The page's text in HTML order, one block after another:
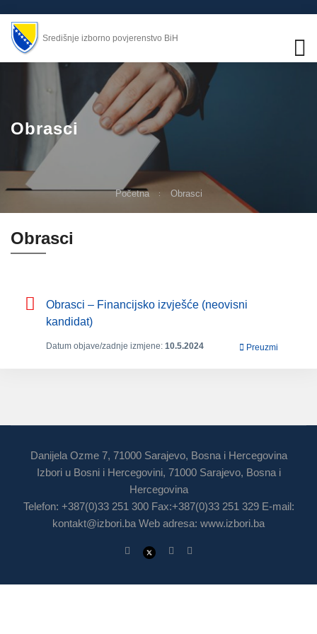
Središnje izborno povjerenstvo BiH
Obrasci
Početna Obrasci
Obrasci
Obrasci – Financijsko izvješće (neovisni
kandidat)
Datum objave/zadnje izmjene: 10.5.2024 Preuzmi
Danijela Ozme 7, 71000 Sarajevo, Bosna i Hercegovina
Izbori u Bosni i Hercegovini, 71000 Sarajevo, Bosna i
Hercegovina
Telefon: +387(0)33 251 300 Fax:+387(0)33 251 329 E-mail:
kontakt@izbori.ba Web adresa: www.izbori.ba